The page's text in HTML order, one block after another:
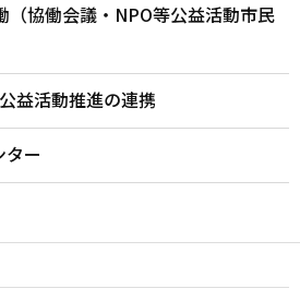
（協働会議・NPO等公益活動市民
益活動推進の連携
ー